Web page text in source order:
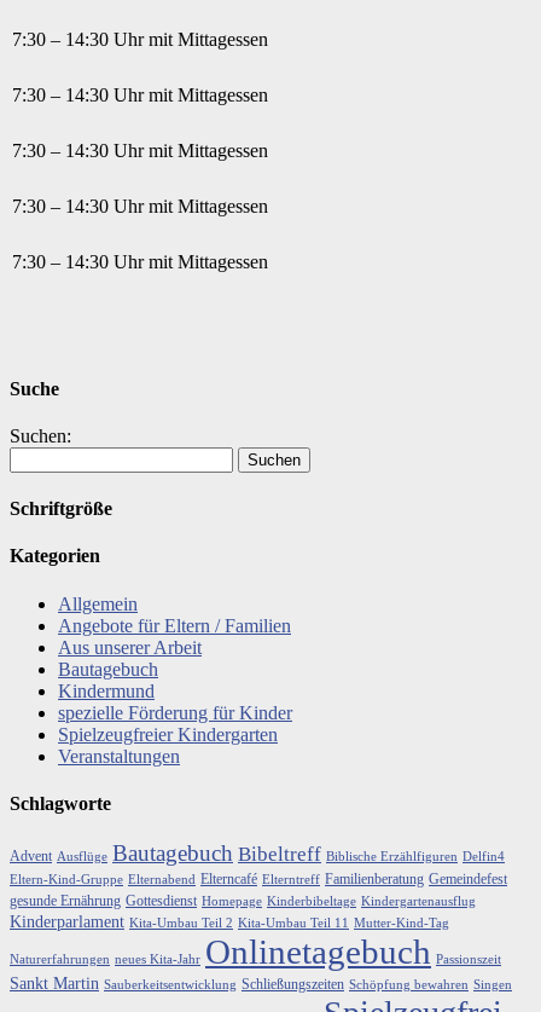
7:30 – 14:30 Uhr mit Mittagessen
7:30 – 14:30 Uhr mit Mittagessen
7:30 – 14:30 Uhr mit Mittagessen
7:30 – 14:30 Uhr mit Mittagessen
7:30 – 14:30 Uhr mit Mittagessen
Suche
Suchen:
Schriftgröße
Kategorien
Allgemein
Angebote für Eltern / Familien
Aus unserer Arbeit
Bautagebuch
Kindermund
spezielle Förderung für Kinder
Spielzeugfreier Kindergarten
Veranstaltungen
Schlagworte
Advent Ausflüge Bautagebuch Bibeltreff Biblische Erzählfiguren Delfin4
Eltern-Kind-Gruppe Elternabend Elterncafé Elterntreff Familienberatung Gemeindefest
gesunde Ernährung Gottesdienst Homepage Kinderbibeltage Kindergartenausflug
Kinderparlament Kita-Umbau Teil 2 Kita-Umbau Teil 11 Mutter-Kind-Tag
Naturerfahrungen neues Kita-Jahr Onlinetagebuch Passionszeit
Sankt Martin Sauberkeitsentwicklung Schließungszeiten Schöpfung bewahren Singen